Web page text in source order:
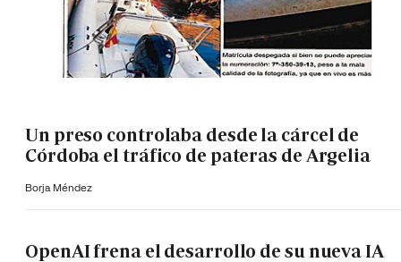
Un preso controlaba desde la cárcel de
Córdoba el tráfico de pateras de Argelia
Borja Méndez
OpenAI frena el desarrollo de su nueva IA